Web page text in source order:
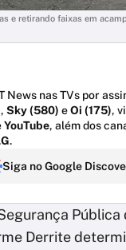
e retirando faixas em
News nas TVs por
, Sky (580) eOi (175),
YouTube, além dos
.
Siga no Google
Pública
Derrite